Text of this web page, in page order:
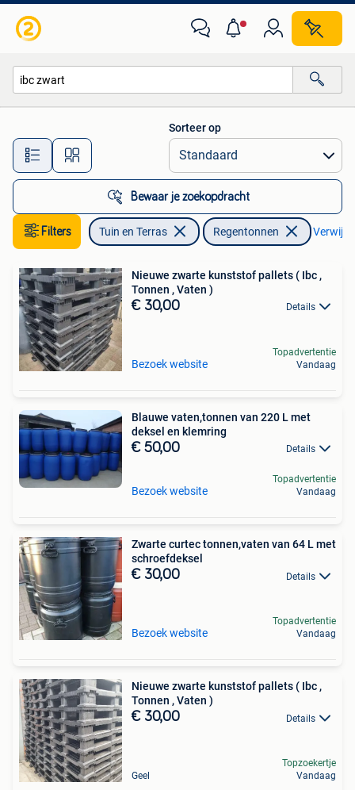
Alle afstanden…
Sorteer op
Bewaar je zoekopdracht
Filters Tuin en Terras Regentonnen
Nieuwe zwarte kunststof pallets ( Ibc ,
Tonnen , Vaten )
€ 30,00 Details
Bezoek website
Topadvertentie
Vandaag
Blauwe vaten,tonnen van 220 L met
deksel en klemring
€ 50,00 Details
Bezoek website
Topadvertentie
Vandaag
Zwarte curtec tonnen,vaten van 64 L met
schroefdeksel
€ 30,00 Details
Bezoek website
Topadvertentie
Vandaag
Nieuwe zwarte kunststof pallets ( Ibc ,
Tonnen , Vaten )
€ 30,00 Details
Geel
Topzoekertje
Vandaag